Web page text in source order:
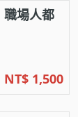
場人都
NT$ 1,500